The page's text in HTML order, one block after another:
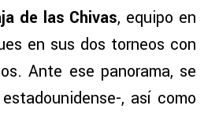
de las Chivas, equipo en
en sus dos torneos con
Ante ese panorama, se
, así como